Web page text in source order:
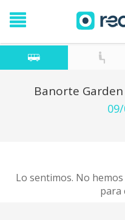
Banorte
Lo sentimos. No
para